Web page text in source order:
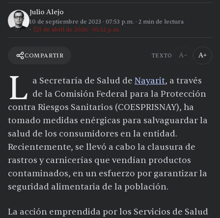
Julio Alejo
10 de septiembre de 2023 · 07:53 p.m. · 2 min de lectura
5 de abril de 2026 · 01:32 p.m.
COMPARTIR TEXTO A− A+
L a Secretaría de Salud de Nayarit, a través
de la Comisión Federal para la Protección
contra Riesgos Sanitarios (COESPRISNAY), ha
tomado medidas enérgicas para salvaguardar la
salud de los consumidores en la entidad.
Recientemente, se llevó a cabo la clausura de
rastros y carnicerías que vendían productos
contaminados, en un esfuerzo por garantizar la
seguridad alimentaria de la población.
La acción emprendida por los Servicios de Salud